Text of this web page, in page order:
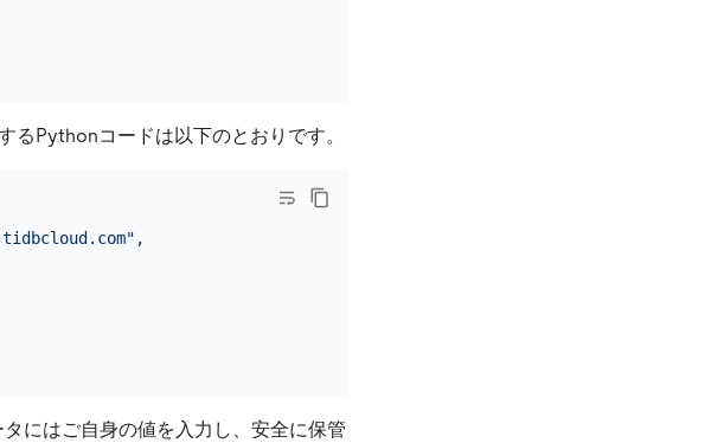
Pythonコードは以下のとおりです。
,
にはご自身の値を入力し、安全に保管